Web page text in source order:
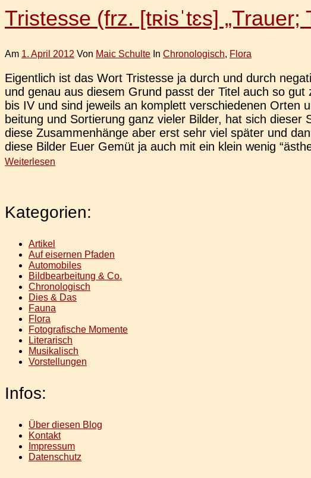
Tristesse (frz. [tʀisˈtɛs] „Trauer;
Am 1. April 2012 Von Maic Schulte In Chronologisch, Flora
Eigent­lich ist das Wort Tris­tesse ja durch und durch
und genau aus diesem Grund passt der Titel auch so
bis IV und sind jeweils an kom­plett ver­schie­de­nen
bei­tung und Sor­tie­rung ganz vieler Bilder, hat sich
diese Zusam­men­hän­ge aber erst sehr viel später und
diese Bilder Euer Gemüt ja auch mit ein klein wenig
Weiterlesen
Kategorien:
Artikel
Auf eisernen Pfaden
Automobiles
Bildbearbeitung & Co.
Chronologisch
Dies & Das
Fauna
Flora
Fotografische Momente
Literarisch
Musikalisch
Vorstellungen
Infos:
Über diesen Blog
Kontakt
Impressum
Datenschutz